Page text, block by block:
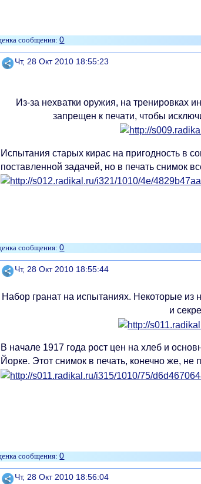
0
Поделиться
Чт, 28 Окт 2010 18:55:23
Из-за нехватки оружия, на тренировках
запрещен к печати, чтобы
Испытания старых кирас на пригодность в
поставленной задачей, но в печать снимок
0
Поделиться
Чт, 28 Окт 2010 18:55:44
Набор гранат на испытаниях. Некоторые
и
В начале 1917 года рост цен на хлеб и
Йорке. Этот снимок в печать, конечно же, не
0
Поделиться
Чт, 28 Окт 2010 18:56:04